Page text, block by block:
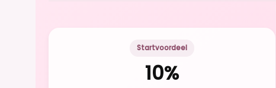
Startvoordeel
10%